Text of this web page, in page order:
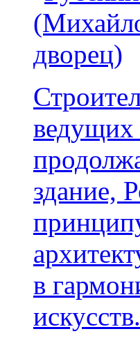
ведущих
здание,
в
искусств.